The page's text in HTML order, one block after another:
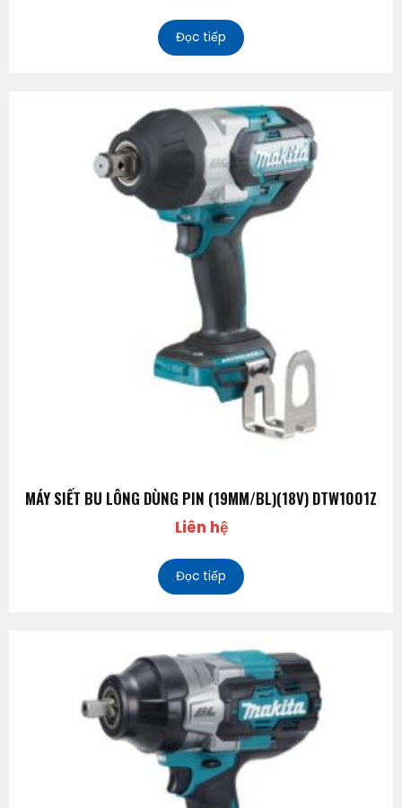
Đọc tiếp
MÁY SIẾT BU LÔNG DÙNG PIN (19MM/BL)(18V) DTW1001Z
Liên hệ
Đọc tiếp